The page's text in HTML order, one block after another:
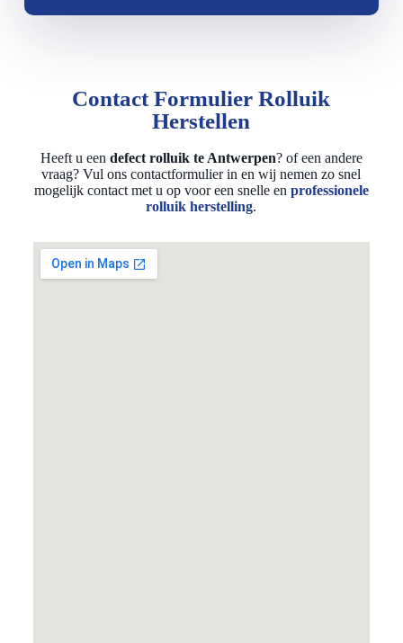
Contact Formulier Rolluik
Herstellen
Heeft u een defect rolluik te Antwerpen? of een andere
vraag? Vul ons contactformulier in en wij nemen zo snel
mogelijk contact met u op voor een snelle en professionele
rolluik herstelling.